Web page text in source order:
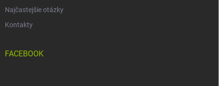
Najčastejšie otázky
Kontakty
FACEBOOK